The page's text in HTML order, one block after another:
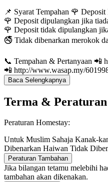
📌 Syarat Tempahan 🌹
🌹 Deposit dipulangkan jika
🌹 Deposit tidak dipulangkan
🚭 Tidak dibenarkan merokok
📞 Tempahan & Pertanyaan 📲
📲 http://www.wasap.my/
Baca Selengkapnya
Terma & Peraturan
Peraturan Homestay:
Untuk Muslim Sahaja Kanak-
Dibenarkan Haiwan Tidak
Peraturan Tambahan
Jika bilangan tetamu melebihi
tambahan akan dikenakan.